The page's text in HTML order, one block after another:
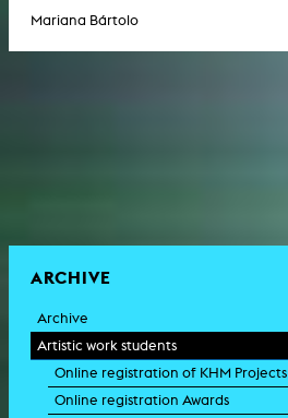
Mariana Bártolo
ARCHIVE
Archive
Artistic work students
Online registration of KHM Projects
Online registration Awards